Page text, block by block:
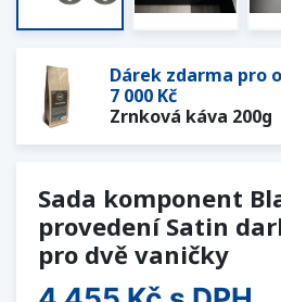
Dárek zdarma pro
7 000 Kč
Zrnková káva 200g
Sada komponent
provedení Satin
pro dvě vaničky